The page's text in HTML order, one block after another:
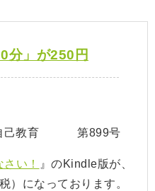
分」が250円
自己教育 第899号
い！
』のKindle版が、
）になっております。